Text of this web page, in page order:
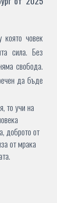
която човек
сила. Без
свобода.
да бъде
то учи на
доброто от
от мрака